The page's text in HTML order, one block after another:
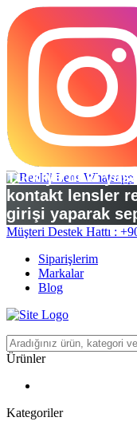
Türkiye’deki
kontakt lensler
girişi yaparak
yükleyebilirsiniz.
Müşteri Destek Hattı :
Siparişlerim
Markalar
Blog
Ürünler
Kategoriler